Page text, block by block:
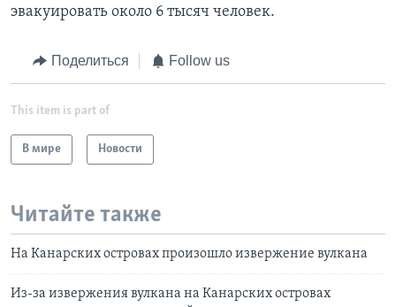
эвакуировать около 6 тысяч человек.
Поделиться Follow us
This item is part of
В мире Новости
Читайте также
На Канарских островах произошло извержение вулкана
Из-за извержения вулкана на Канарских островах